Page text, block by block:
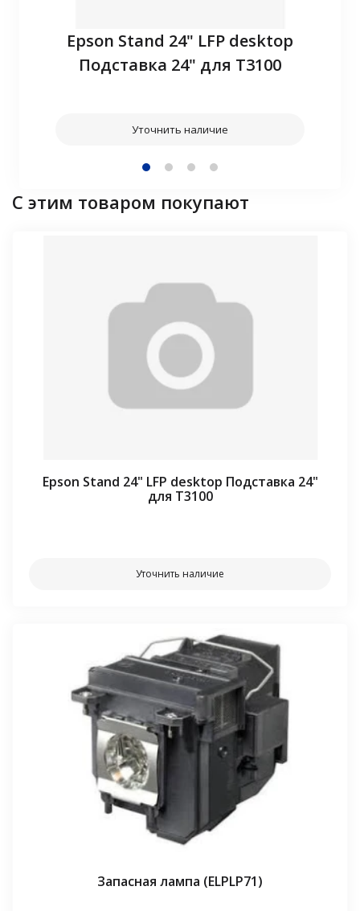
Epson Stand 24" LFP desktop
Подставка 24" для T3100
Уточнить наличие
С этим товаром покупают
Epson Stand 24" LFP desktop Подставка 24"
для T3100
Уточнить наличие
Запасная лампа (ELPLP71)